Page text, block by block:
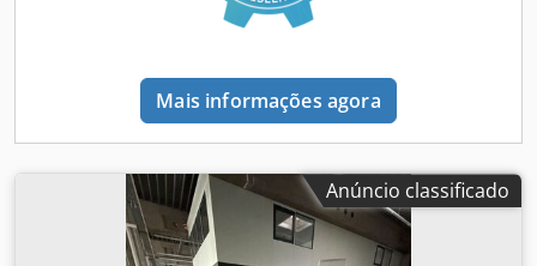
Mais informações agora
Anúncio classificado